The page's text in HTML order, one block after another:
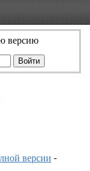
версию
версии -